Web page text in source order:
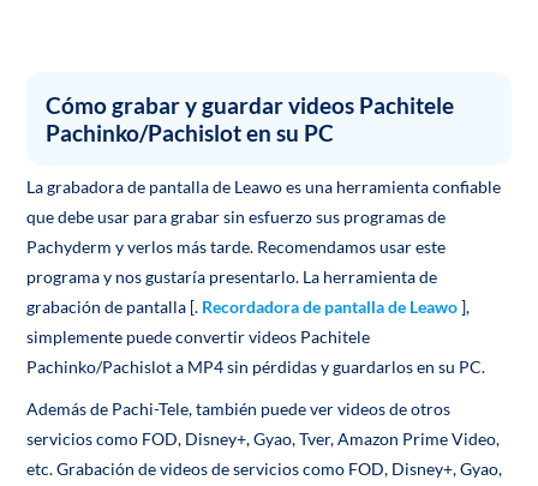
Cómo grabar y guardar videos Pachitele
Pachinko/Pachislot en su PC
La grabadora de pantalla de Leawo es una herramienta confiable
que debe usar para grabar sin esfuerzo sus programas de
Pachyderm y verlos más tarde. Recomendamos usar este
programa y nos gustaría presentarlo. La herramienta de
grabación de pantalla [. Recordadora de pantalla de Leawo],
simplemente puede convertir videos Pachitele
Pachinko/Pachislot a MP4 sin pérdidas y guardarlos en su PC.
Además de Pachi-Tele, también puede ver videos de otros
servicios como FOD, Disney+, Gyao, Tver, Amazon Prime Video,
etc. Grabación de videos de servicios como FOD, Disney+, Gyao,